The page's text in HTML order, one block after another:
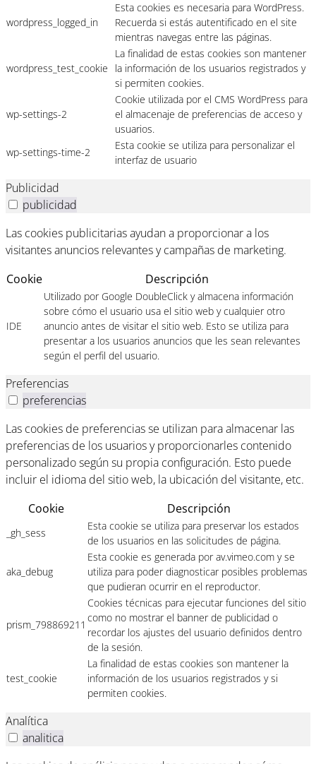
wordpress_logged_in
Esta cookies es necesaria para WordPress.
Recuerda si estás autentificado en el site
mientras navegas entre las páginas.
wordpress_test_cookie
La finalidad de estas cookies son mantener
la información de los usuarios registrados y
si permiten cookies.
wp-settings-2
Cookie utilizada por el CMS WordPress para
el almacenaje de preferencias de acceso y
usuarios.
wp-settings-time-2
Esta cookie se utiliza para personalizar el
interfaz de usuario
Publicidad
publicidad
Las cookies publicitarias ayudan a proporcionar a los
visitantes anuncios relevantes y campañas de marketing.
Cookie
Descripción
IDE
Utilizado por Google DoubleClick y almacena información
sobre cómo el usuario usa el sitio web y cualquier otro
anuncio antes de visitar el sitio web. Esto se utiliza para
presentar a los usuarios anuncios que les sean relevantes
según el perfil del usuario.
Preferencias
preferencias
Las cookies de preferencias se utilizan para almacenar las
preferencias de los usuarios y proporcionarles contenido
personalizado según su propia configuración. Esto puede
incluir el idioma del sitio web, la ubicación del visitante, etc.
Cookie
Descripción
_gh_sess
Esta cookie se utiliza para preservar los estados
de los usuarios en las solicitudes de página.
aka_debug
Esta cookie es generada por av.vimeo.com y se
utiliza para poder diagnosticar posibles problemas
que pudieran ocurrir en el reproductor.
prism_798869211
Cookies técnicas para ejecutar funciones del sitio
como no mostrar el banner de publicidad o
recordar los ajustes del usuario definidos dentro
de la sesión.
test_cookie
La finalidad de estas cookies son mantener la
información de los usuarios registrados y si
permiten cookies.
Analítica
analitica